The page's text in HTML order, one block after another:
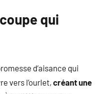
qui
d’aisance qui
vers l’ourlet, créant une